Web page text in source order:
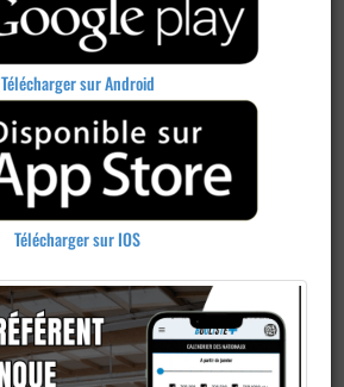
Télécharger sur Android
Télécharger sur IOS